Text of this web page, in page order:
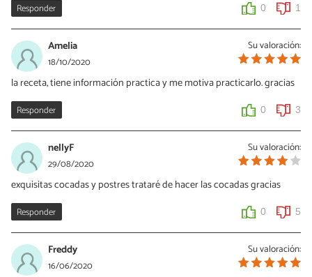
Responder 0 1
Su valoración:
Amelia
18/10/2020
la receta, tiene información practica y me motiva practicarlo. gracias
Responder 0 3
Su valoración:
nellyF
29/08/2020
exquisitas cocadas y postres trataré de hacer las cocadas gracias
Responder 0 5
Su valoración:
Freddy
16/06/2020